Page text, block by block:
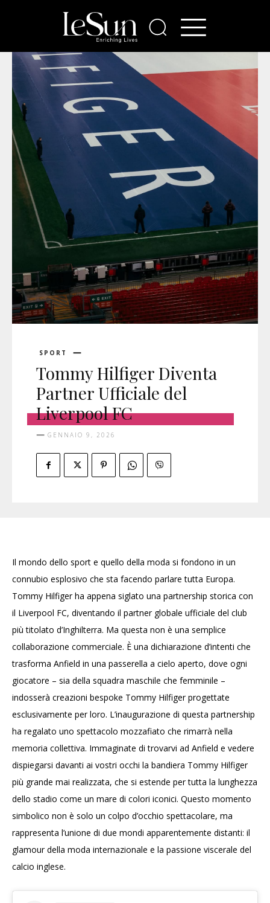
SPORT
Tommy Hilfiger Diventa
Partner Ufficiale del
Liverpool FC
GENNAIO 9, 2026
Il mondo dello sport e quello della moda si fondono in un
connubio esplosivo che sta facendo parlare tutta Europa.
Tommy Hilfiger ha appena siglato una partnership storica con
il Liverpool FC, diventando il partner globale ufficiale del club
più titolato d’Inghilterra. Ma questa non è una semplice
collaborazione commerciale. È una dichiarazione d’intenti che
trasforma Anfield in una passerella a cielo aperto, dove ogni
giocatore – sia della squadra maschile che femminile –
indosserà creazioni bespoke Tommy Hilfiger progettate
esclusivamente per loro. L’inaugurazione di questa partnership
ha regalato uno spettacolo mozzafiato che rimarrà nella
memoria collettiva. Immaginate di trovarvi ad Anfield e vedere
dispiegarsi davanti ai vostri occhi la bandiera Tommy Hilfiger
più grande mai realizzata, che si estende per tutta la lunghezza
dello stadio come un mare di colori iconici. Questo momento
simbolico non è solo un colpo d’occhio spettacolare, ma
rappresenta l’unione di due mondi apparentemente distanti: il
glamour della moda internazionale e la passione viscerale del
calcio inglese.